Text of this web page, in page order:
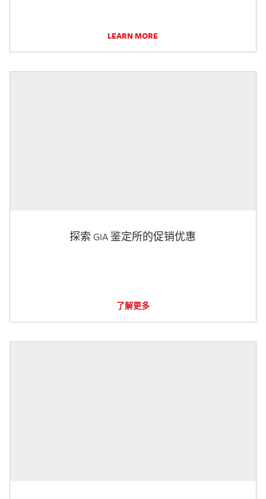
LEARN MORE
探索 GIA 鉴定所的促销优惠
了解更多